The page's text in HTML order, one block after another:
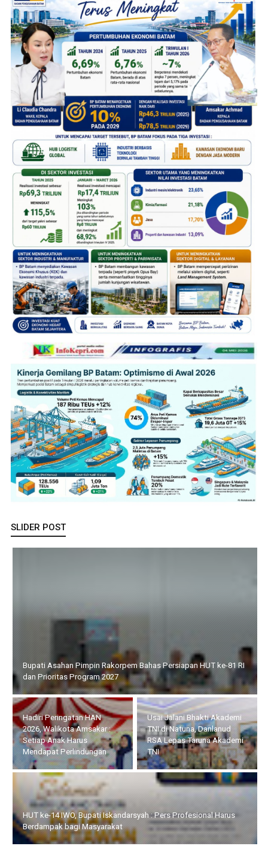
SLIDER POST
Hadiri Peringatan HAN 2026, Walikota Amsakar : Setiap Anak
Harus Mendapat Perlindungan
Usai Jalani Bhakti Akademi
TNI di Natuna, Danlanud
RSA Lepas Taruna Akademi
TNI
HUT ke-14 IWO, Bupati
Iskandarsyah : Pers
Profesional Harus
Berdampak bagi
Masyarakat
HUT ke-14, IWO Karimun Siapkan Aksi Sosial dan Bersih-Bersih
Rumah Ibadah